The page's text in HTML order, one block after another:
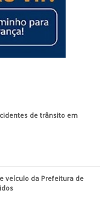
de trânsito em
veículo da Prefeitura de